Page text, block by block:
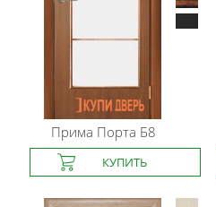
Прима Порта Б8